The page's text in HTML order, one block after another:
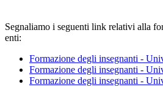
Segnaliamo i seguenti link relativi alla
enti:
Formazione degli insegnanti -
Formazione degli insegnanti -
Formazione degli insegnanti -